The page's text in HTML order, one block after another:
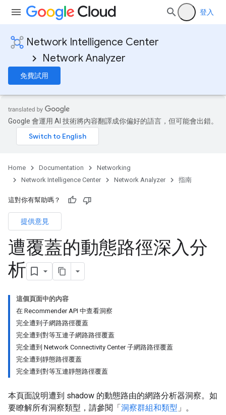
登入
Network Intelligence Center
Network Analyzer
免費試用
Google 會運用 AI 技術將內容翻譯成你偏好的語言，但可能會出錯。
Home Documentation
Networking
Network Intelligence Center
Network Analyzer 指南
這對你有幫助嗎？
提供意見
遭覆蓋的動態路徑深入分
析
這個頁面中的內容
在 Recommender API 中查看洞察
完全遭到子網路路徑覆蓋
完全遭到對等互連子網路路徑覆蓋
完全遭到 Network Connectivity Center 子網路路徑覆蓋
完全遭到靜態路徑覆蓋
完全遭到對等互連靜態路徑覆蓋
本頁面說明遭到 shadow 的動態路由的網路分析器洞察。如
要瞭解所有洞察類型，請參閱「洞察群組和類型 」。